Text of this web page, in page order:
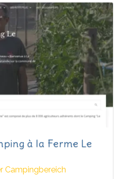
à la Ferme Le
Campingbereich